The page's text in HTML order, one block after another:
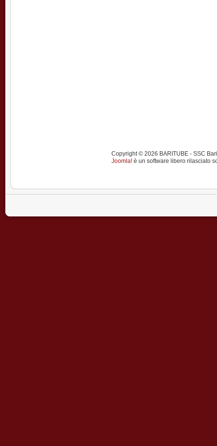
Copyright © 2026 BARITUBE - SSC
Joomla! è un software libero rilasciato